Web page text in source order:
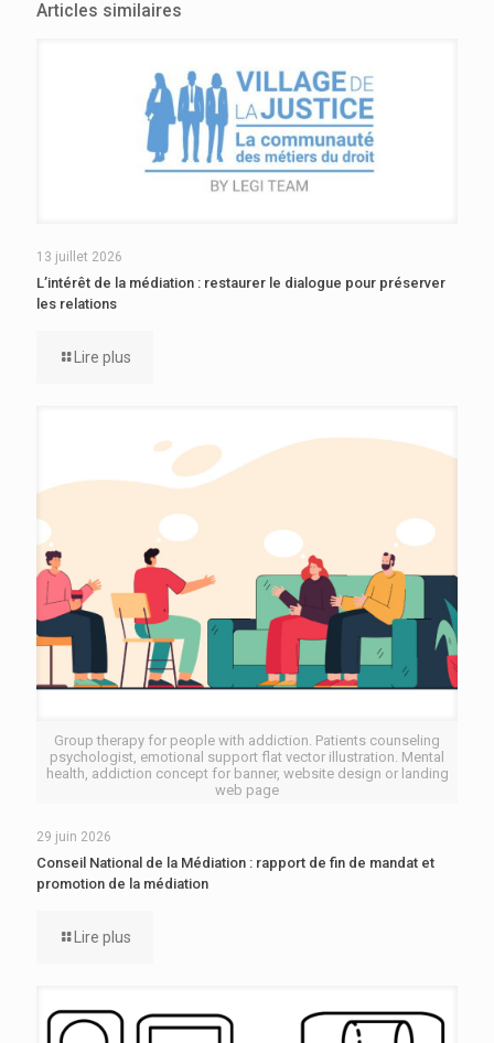
Articles similaires
13 juillet 2026
L’intérêt de la médiation : restaurer le dialogue pour préserver
les relations
Lire plus
Group therapy for people with addiction. Patients counseling
psychologist, emotional support flat vector illustration. Mental
health, addiction concept for banner, website design or landing
web page
29 juin 2026
Conseil National de la Médiation : rapport de fin de mandat et
promotion de la médiation
Lire plus